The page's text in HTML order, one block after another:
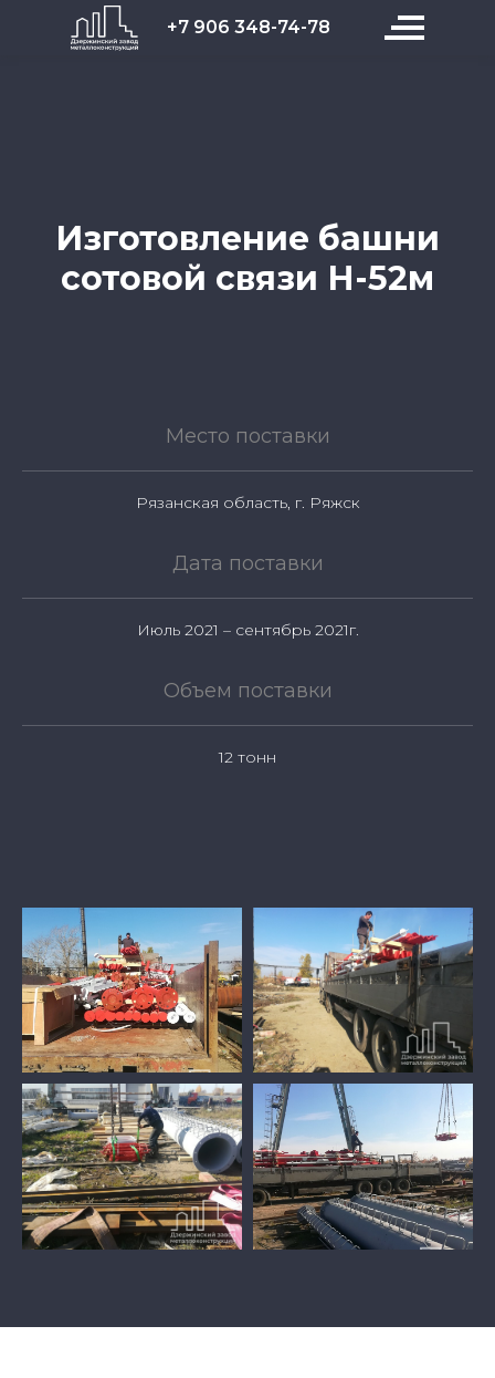
+7 906 348-74-78
Изготовление башни
сотовой связи Н-52м
Место поставки
Рязанская область, г. Ряжск
Дата поставки
Июль 2021 – сентябрь 2021г.
Объем поставки
12 тонн